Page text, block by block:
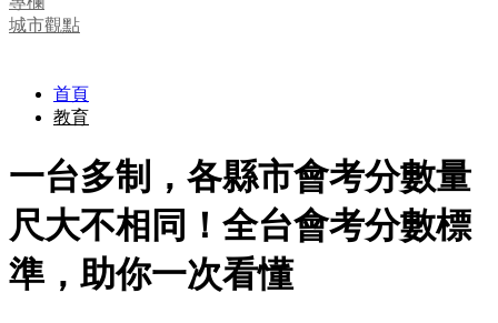
城市觀點
首頁
教育
一台多制，各縣市會考分數量
尺大不相同！全台會考分數標
準，助你一次看懂